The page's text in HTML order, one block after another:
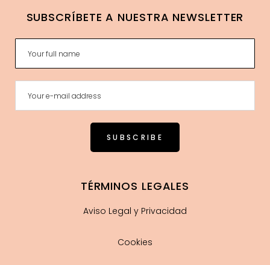
SUBSCRÍBETE A NUESTRA NEWSLETTER
TÉRMINOS LEGALES
Aviso Legal y Privacidad
Cookies